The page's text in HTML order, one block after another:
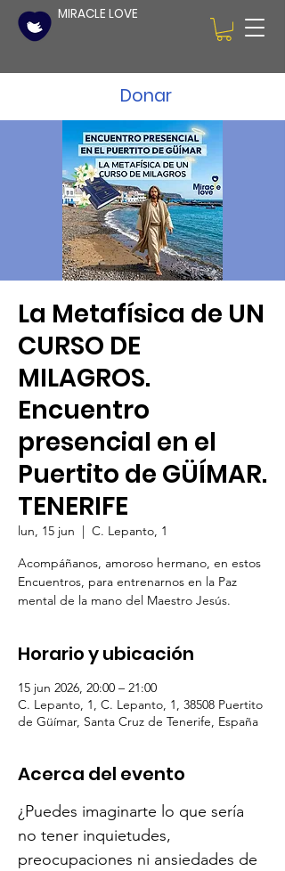
MIRACLE LOVE
Donar
La Metafísica de UN
CURSO DE
MILAGROS.
Encuentro
presencial en el
Puertito de GÜÍMAR.
TENERIFE
lun, 15 jun
  |
C. Lepanto, 1
Acompáñanos, amoroso hermano, en estos
Encuentros, para entrenarnos en la Paz
mental de la mano del Maestro Jesús.
Horario y ubicación
15 jun 2026, 20:00 – 21:00
C. Lepanto, 1, C. Lepanto, 1, 38508 Puertito
de Güímar, Santa Cruz de Tenerife, España
Acerca del evento
¿Puedes imaginarte lo que sería
no tener inquietudes,
preocupaciones ni ansiedades de